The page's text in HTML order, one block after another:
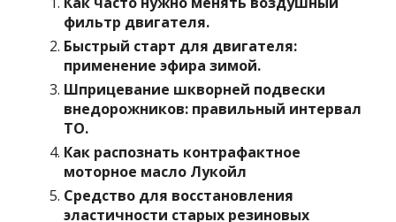
фильтр двигателя.
Быстрый старт для двигателя:
применение эфира зимой.
Шприцевание шкворней подвески
внедорожников: правильный интервал
ТО.
Как распознать контрафактное
моторное масло Лукойл
Средство для восстановления
эластичности старых резиновых